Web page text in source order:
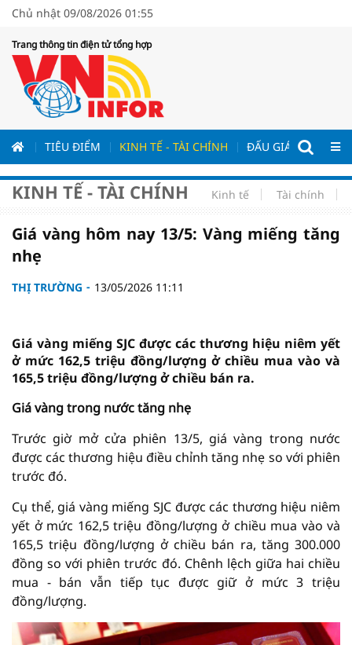
Chủ nhật 09/08/2026 01:55
Trang thông tin điện tử tổng hợp
TIÊU ĐIỂM KINH TẾ - TÀI CHÍNH ĐẤU GIÁ - ĐẤU
KINH TẾ - TÀI CHÍNH Kinh tế Tài chính
Giá vàng hôm nay 13/5: Vàng miếng tăng
nhẹ
THỊ TRƯỜNG 13/05/2026 11:11
Giá vàng miếng SJC được các thương hiệu niêm yết
ở mức 162,5 triệu đồng/lượng ở chiều mua vào và
165,5 triệu đồng/lượng ở chiều bán ra.
Giá vàng trong nước tăng nhẹ
Trước giờ mở cửa phiên 13/5, giá vàng trong nước
được các thương hiệu điều chỉnh tăng nhẹ so với phiên
trước đó.
Cụ thể, giá vàng miếng SJC được các thương hiệu niêm
yết ở mức 162,5 triệu đồng/lượng ở chiều mua vào và
165,5 triệu đồng/lượng ở chiều bán ra, tăng 300.000
đồng so với phiên trước đó. Chênh lệch giữa hai chiều
mua - bán vẫn tiếp tục được giữ ở mức 3 triệu
đồng/lượng.